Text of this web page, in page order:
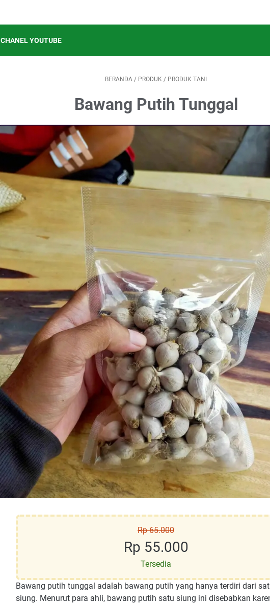
CHANEL YOUTUBE
BERANDA / PRODUK / PRODUK TANI
Bawang Putih Tunggal
Rp 65.000
Rp 55.000
Tersedia
Bawang putih tunggal adalah bawang putih yang hanya terdiri dari
siung. Menurut para ahli, bawang putih satu siung ini disebabkan